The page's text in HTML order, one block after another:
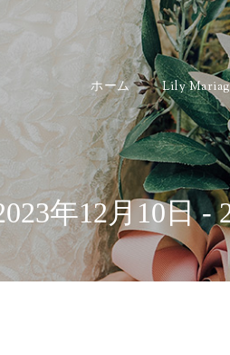
年12月10日 -
ホーム Lily